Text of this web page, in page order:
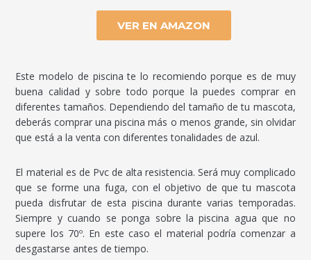
VER EN AMAZON
Este modelo de piscina te lo recomiendo porque es de muy
buena calidad y sobre todo porque la puedes comprar en
diferentes tamaños. Dependiendo del tamaño de tu mascota,
deberás comprar una piscina más o menos grande, sin olvidar
que está a la venta con diferentes tonalidades de azul.
El material es de Pvc de alta resistencia. Será muy complicado
que se forme una fuga, con el objetivo de que tu mascota
pueda disfrutar de esta piscina durante varias temporadas.
Siempre y cuando se ponga sobre la piscina agua que no
supere los 70º. En este caso el material podría comenzar a
desgastarse antes de tiempo.